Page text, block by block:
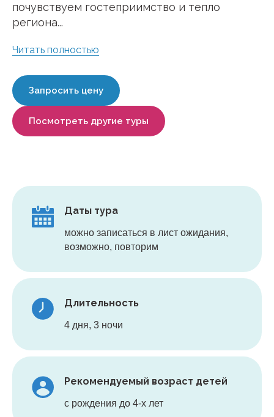
почувствуем гостеприимство и тепло
региона...
Читать полностью
Запросить цену
Посмотреть другие туры
Даты тура
можно записаться в лист ожидания,
возможно, повторим
Длительность
4 дня, 3 ночи
Рекомендуемый возраст детей
с рождения до 4-х лет